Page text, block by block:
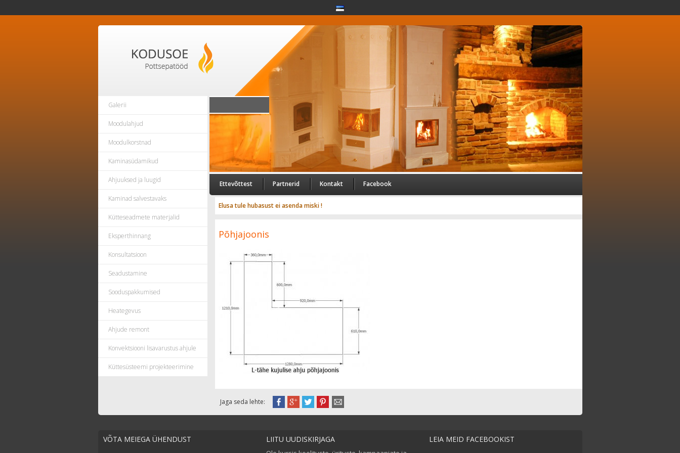
Galerii
Moodulahjud
Moodulkorstnad
Kaminasüdamikud
Ahjuuksed ja luugid
Kaminad salvestavaks
Kütteseadmete materjalid
Eksperthinnang
Konsultatsioon
Seadustamine
Sooduspakkumised
Heategevus
Ahjude remont
Konvektsiooni lisavarustus ahjule
Küttesüsteemi projekteerimine
Ettevõttest Partnerid Kontakt Facebook
Elusa tule hubasust ei asenda miski !
Põhjajoonis
Jaga seda lehte:
VÕTA MEIEGA ÜHENDUST LIITU UUDISKIRJAGA LEIA MEID FACEBOOKIST